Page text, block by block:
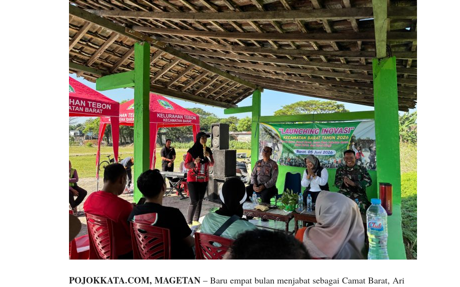
POJOKKATA.COM, MAGETAN – Baru empat bulan menjabat sebagai Camat Barat, Ari